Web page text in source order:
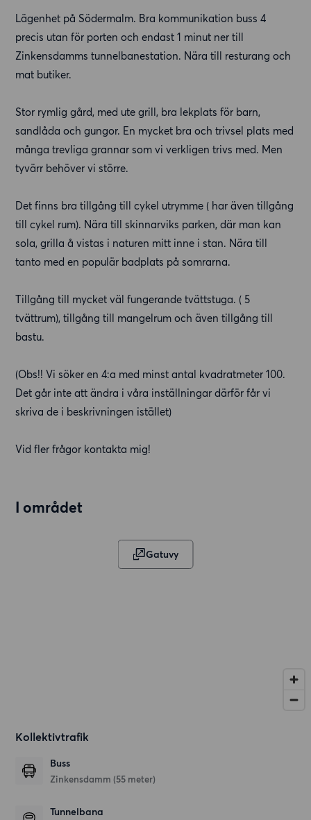
Lägenhet på Södermalm. Bra kommunikation buss 4
precis utan för porten och endast 1 minut ner till
Zinkensdamms tunnelbanestation. Nära till resturang och
mat butiker.
Stor rymlig gård, med ute grill, bra lekplats för barn,
sandlåda och gungor. En mycket bra och trivsel plats med
många trevliga grannar som vi verkligen trivs med. Men
tyvärr behöver vi större.
Det finns bra tillgång till cykel utrymme ( har även tillgång
till cykel rum). Nära till skinnarviks parken, där man kan
sola, grilla å vistas i naturen mitt inne i stan. Nära till
tanto med en populär badplats på somrarna.
Tillgång till mycket väl fungerande tvättstuga. ( 5
tvättrum), tillgång till mangelrum och även tillgång till
bastu.
(Obs!! Vi söker en 4:a med minst antal kvadratmeter 100.
Det går inte att ändra i våra inställningar därför får vi
skriva de i beskrivningen istället)
Vid fler frågor kontakta mig!
I området
Gatuvy
Kollektivtrafik
Buss
Zinkensdamm (55 meter)
Tunnelbana